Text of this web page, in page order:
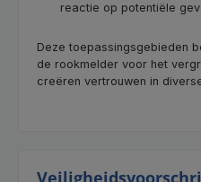
reactie op potentiële
Deze toepassingsgebieden
de rookmelder voor het
creëren vertrouwen in